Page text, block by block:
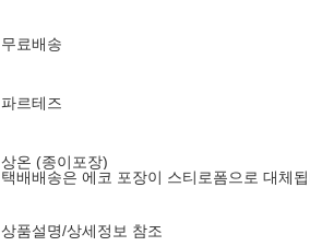
무료배송
파르테즈
상온 (종이포장)
택배배송은 에코 포장이 스티로폼으로 대체됩
상품설명/상세정보 참조